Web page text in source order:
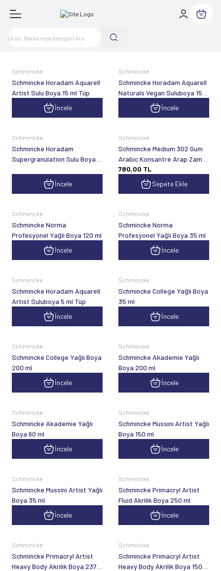
Sepetim
Schmincke
Schmincke Horadam Aquarell
Artist Sulu Boya 15 ml Tüp
İncele
Yeni
Schmincke
Schmincke Horadam Aquarell
Naturals Vegan Suluboya 15
İncele
Schmincke
Schmincke Horadam
Supergranulation Sulu Boya
İncele
Schmincke
Schmincke Medium 302 Gum
Arabic Konsantre Arap Zamkı
60 ml
780,00 TL
Sepete Ekle
Schmincke
Schmincke Norma
Profesyonel Yağlı Boya 120 ml
İncele
Schmincke
Schmincke Norma
Profesyonel Yağlı Boya 35 ml
İncele
Schmincke
Schmincke Horadam Aquarell
Artist Suluboya 5 ml Tüp
İncele
Schmincke
Schmincke College Yağlı Boya
35 ml
İncele
Schmincke
Schmincke College Yağlı Boya
200 ml
İncele
Schmincke
Schmincke Akademie Yağlı
Boya 200 ml
İncele
Schmincke
Schmincke Akademie Yağlı
Boya 60 ml
İncele
Schmincke
Schmincke Mussini Artist Yağlı
Boya 150 ml
İncele
Schmincke
Schmincke Mussini Artist Yağlı
Boya 35 ml
İncele
Schmincke
Schmincke Primacryl Artist
Fluid Akrilik Boya 250 ml
İncele
Schmincke
Schmincke Primacryl Artist
Heavy Body Akrilik Boya 237
Schmincke
Schmincke Primacryl Artist
Heavy Body Akrilik Boya 150